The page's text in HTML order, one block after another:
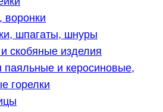
воронки
шпагаты, шнуры
скобяные изделия
и керосиновые,
горелки